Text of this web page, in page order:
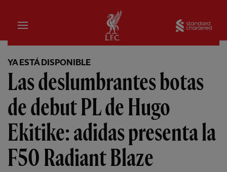
Hogar
YA ESTÁ DISPONIBLE
Las deslumbrantes botas
de debut PL de Hugo
Ekitike: adidas presenta la
F50 Radiant Blaze